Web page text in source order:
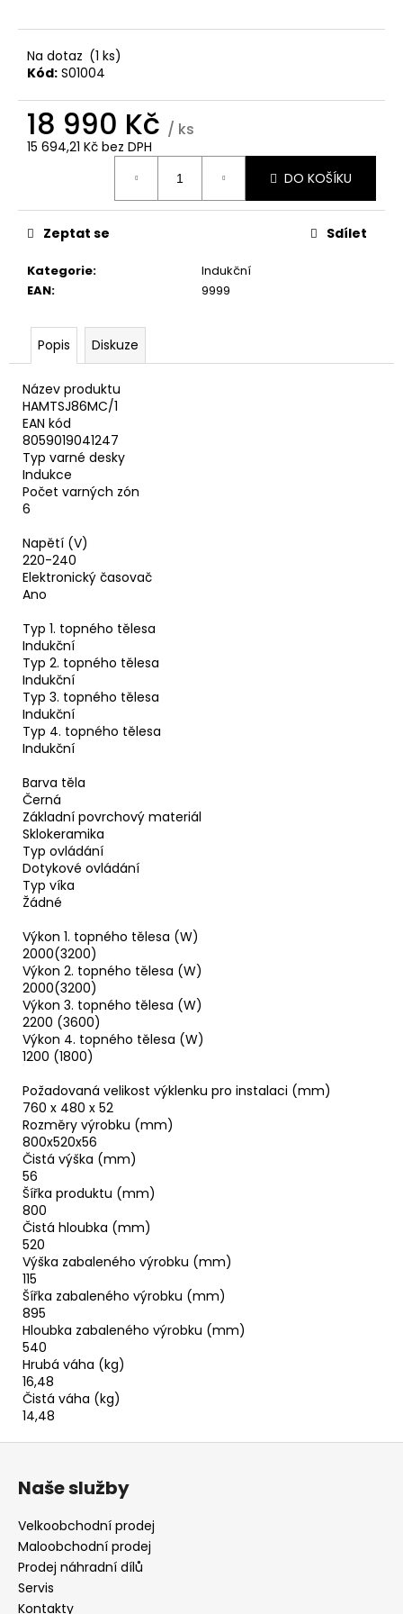
Na dotaz (1 ks)
Kód: S01004
18 990 Kč / ks
15 694,21 Kč bez DPH
DO KOŠÍKU
Kategorie:
Indukční
EAN: 9999
Zeptat se Sdílet
Popis Diskuze
Název produktu
HAMTSJ86MC/1
EAN kód
8059019041247
Typ varné desky
Indukce
Počet varných zón
6
Napětí (V)
220-240
Elektronický časovač
Ano
Typ 1. topného tělesa
Indukční
Typ 2. topného tělesa
Indukční
Typ 3. topného tělesa
Indukční
Typ 4. topného tělesa
Indukční
Barva těla
Černá
Základní povrchový materiál
Sklokeramika
Typ ovládání
Dotykové ovládání
Typ víka
Žádné
Výkon 1. topného tělesa (W)
2000(3200)
Výkon 2. topného tělesa (W)
2000(3200)
Výkon 3. topného tělesa (W)
2200 (3600)
Výkon 4. topného tělesa (W)
1200 (1800)
Požadovaná velikost výklenku pro instalaci (mm)
760 x 480 x 52
Rozměry výrobku (mm)
800x520x56
Čistá výška (mm)
56
Šířka produktu (mm)
800
Čistá hloubka (mm)
520
Výška zabaleného výrobku (mm)
115
Šířka zabaleného výrobku (mm)
895
Hloubka zabaleného výrobku (mm)
540
Hrubá váha (kg)
16,48
Čistá váha (kg)
14,48
u
e
m
e
WHIRLPOOL
6
490
Kč
Naše služby
Velkoobchodní prodej
Maloobchodní prodej
Prodej náhradní dílů
Servis
Kontakty